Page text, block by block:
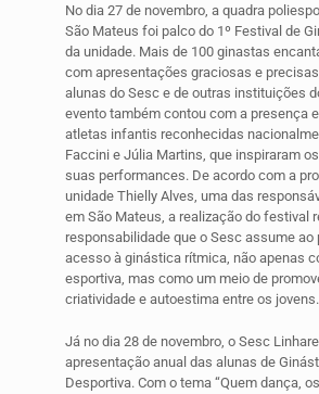
No dia 27 de novembro, a quadra
São Mateus foi palco do 1º Festival de
da unidade. Mais de 100 ginastas
com apresentações graciosas e
alunas do Sesc e de outras instituições
evento também contou com a presença
atletas infantis reconhecidas
Faccini e Júlia Martins, que inspiraram
suas performances. De acordo com a
unidade Thielly Alves, uma das
em São Mateus, a realização do festival
responsabilidade que o Sesc assume ao
acesso à ginástica rítmica, não apenas
esportiva, mas como um meio de
criatividade e autoestima entre os jovens.
Já no dia 28 de novembro, o Sesc
apresentação anual das alunas de
Desportiva. Com o tema “Quem dança,